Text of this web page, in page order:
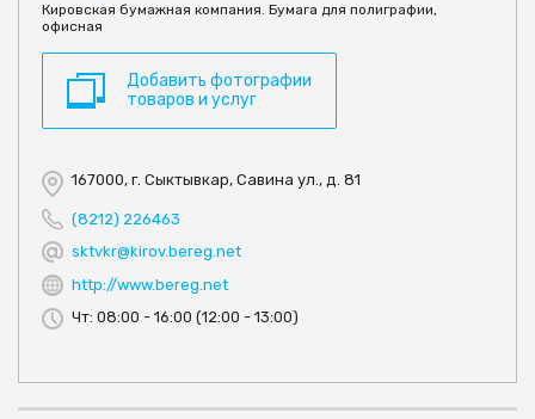
Кировская бумажная компания. Бумага для полиграфии,
офисная
Добавить фотографии
товаров и услуг
167000, г. Сыктывкар, Савина ул., д. 81
(8212) 226463
sktvkr@kirov.bereg.net
http://www.bereg.net
Чт: 08:00 - 16:00 (12:00 - 13:00)